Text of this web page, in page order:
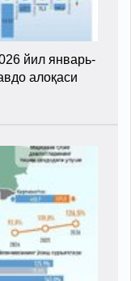
йил январь-
алоқаси